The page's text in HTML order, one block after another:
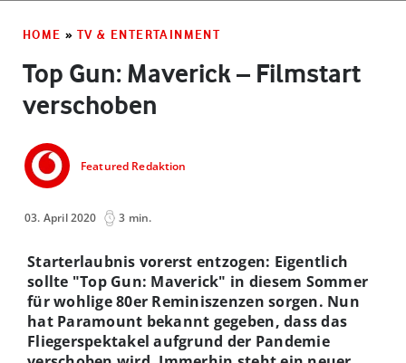
HOME » TV & ENTERTAINMENT
Top Gun: Maverick – Filmstart
verschoben
Featured Redaktion
03. April 2020 3 min.
Starterlaubnis vorerst entzogen: Eigentlich
sollte "Top Gun: Maverick" in diesem Sommer
für wohlige 80er Reminiszenzen sorgen. Nun
hat Paramount bekannt gegeben, dass das
Fliegerspektakel aufgrund der Pandemie